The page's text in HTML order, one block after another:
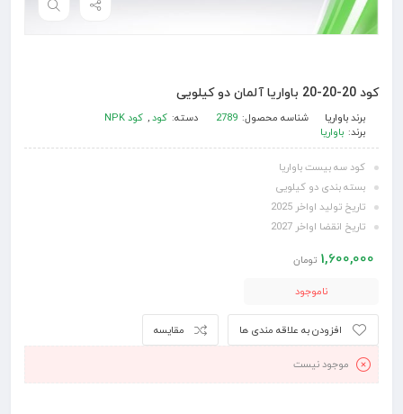
کود 20-20-20 باواریا آلمان دو کیلویی
برندباواریا شناسه محصول: 2789 دسته: کود, کود NPK
برند: باواریا
کود سه بیست باواریا
بسته بندی دو کیلویی
تاریخ تولید اواخر 2025
تاریخ انقضا اواخر 2027
1,600,000 تومان
ناموجود
مقایسه افزودن به علاقه مندی ها
موجود نیست